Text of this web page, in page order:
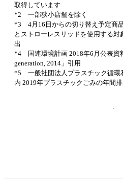
取得しています
*2 一部狭小店舗を除く
*3 4月16日からの切り替え予定商
とストローレスリッドを使用する
出
*4 国連環境計画 2018年6月公表資
generation, 2014」引用
*5 一般社団法人プラスチック循環
内 2019年プラスチックごみの年間